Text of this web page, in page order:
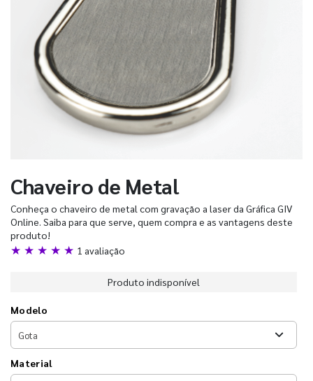
Chaveiro de Metal
Conheça o chaveiro de metal com gravação a laser da Gráfica GIV
Online. Saiba para que serve, quem compra e as vantagens deste
produto!
★ ★ ★ ★ ★ 1 avaliação
Produto indisponível
Modelo
Material